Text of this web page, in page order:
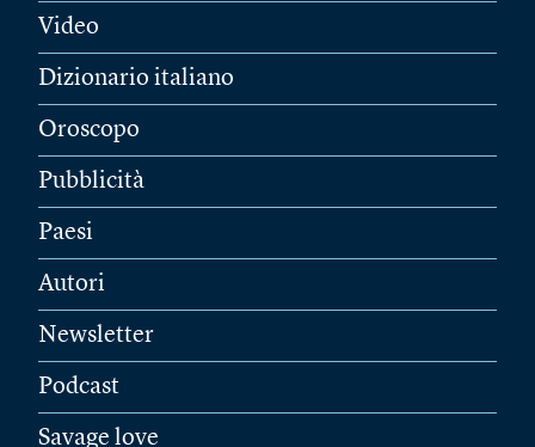
Video
Dizionario italiano
Oroscopo
Pubblicità
Paesi
Autori
Newsletter
Podcast
Savage love